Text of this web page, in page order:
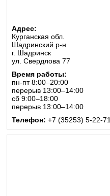
Адрес:
Курганская обл.
Шадринский р-н
г. Шадринск
ул. Свердлова 77
Время работы:
пн-пт 8:00–20:00
перерыв 13:00–14:00
сб 9:00–18:00
перерыв 13:00–14:00
Телефон: +7 (35253) 5-22-71